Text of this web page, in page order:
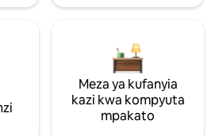
Meza ya kufanyia
kazi kwa kompyuta
mpakato